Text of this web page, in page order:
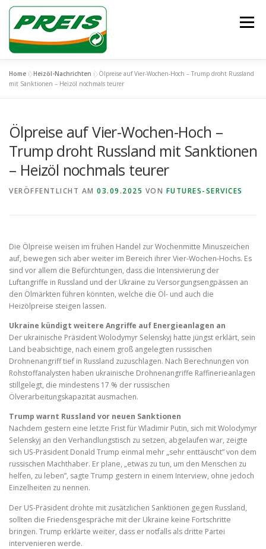
Zum
springen
Menü
ÜBER UNS HEIZÖL/DIESEL
UNSER TEAM KONTAKT
Home »Heizöl-Nachrichten »Ölpreise auf Vier-Wochen-Hoch – Trump droht Russland
mit Sanktionen – Heizöl nochmals teurer
Ölpreise auf Vier-Wochen-Hoch –
Trump droht Russland mit Sanktionen
– Heizöl nochmals teurer
VERÖFFENTLICHT AM 03.09.2025 VON FUTURES-SERVICES
Die Ölpreise weisen im frühen Handel zur Wochenmitte Minuszeichen
auf, bewegen sich aber weiter im Bereich ihrer Vier-Wochen-Hochs. Es
sind vor allem die Befürchtungen, dass die Intensivierung der
Luftangriffe in Russland und der Ukraine zu Versorgungsengpässen an
den Ölmärkten führen könnten, welche die Öl- und auch die
Heizölpreise steigen lassen.
Ukraine kündigt weitere Angriffe auf Energieanlagen an
Der ukrainische Präsident Wolodymyr Selenskyj hatte jüngst erklärt, sein
Land beabsichtige, nach einem groß angelegten russischen
Drohnenangriff tief in Russland zuzuschlagen. Nach Berechnungen von
Rohstoffanalysten haben ukrainische Drohnenangriffe Raffinerieanlagen
stillgelegt, die mindestens 17 % der russischen
Ölverarbeitungskapazität ausmachen.
Trump warnt Russland vor neuen Sanktionen
Nachdem gestern eine letzte Frist für Wladimir Putin, sich mit Wolodymyr
Selenskyj an den Verhandlungstisch zu setzen, abgelaufen war, zeigte
sich US-Präsident Donald Trump einmal mehr „sehr enttäuscht” von dem
russischen Machthaber. Er plane, „etwas zu tun, um den Menschen zu
helfen, zu leben”, sagte Trump gestern in einem Interview, ohne jedoch
Einzelheiten zu nennen.
Der US-Präsident drohte mit zusätzlichen Sanktionen gegen Russland,
sollten die Friedensgespräche mit der Ukraine keine Fortschritte
bringen. Trump erklärte weiter, dass er notfalls als dritte Partei
intervenieren werde.